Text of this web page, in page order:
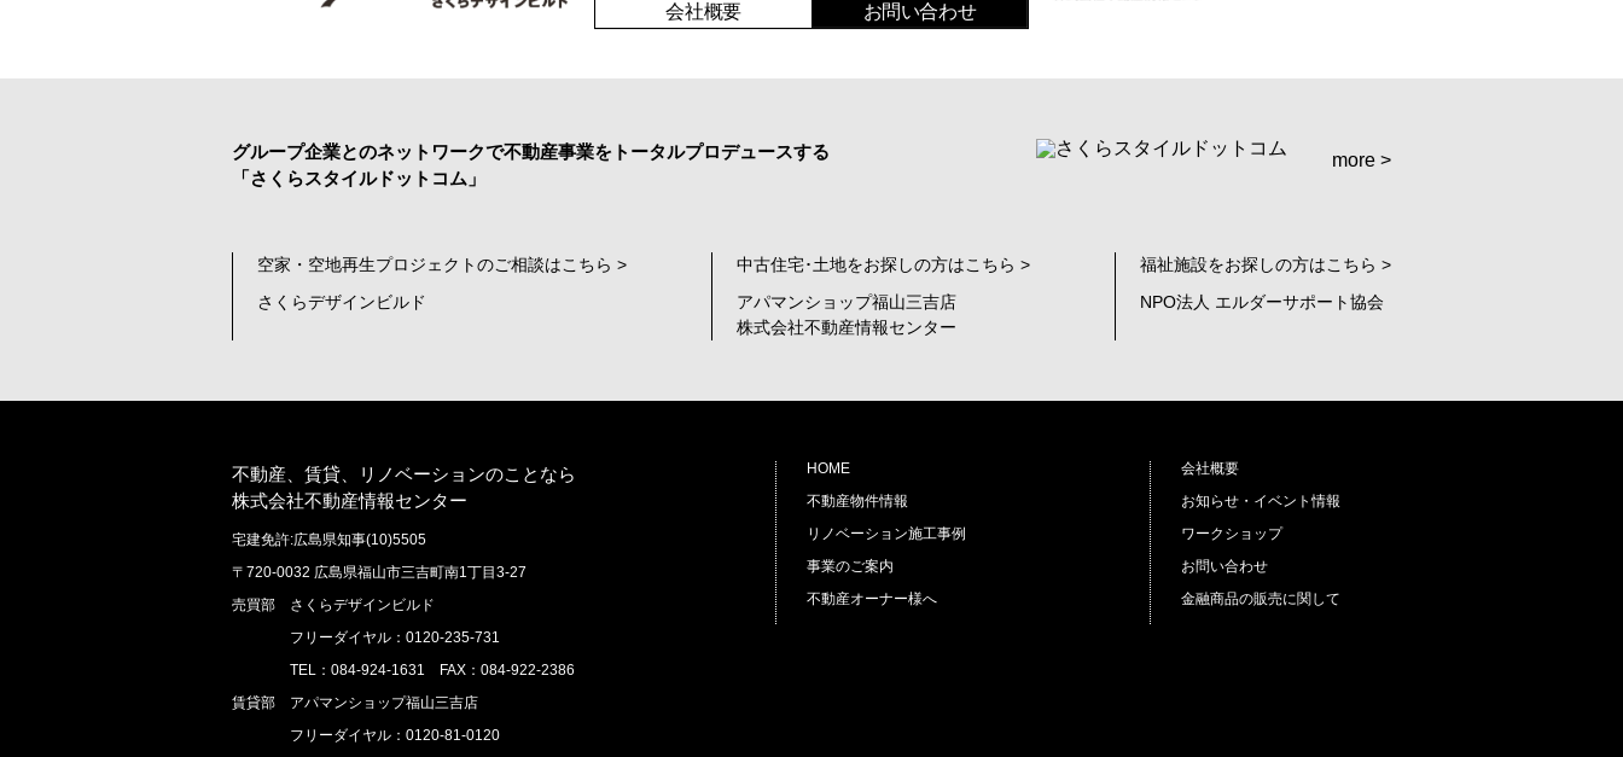
会社概要 お問い合わせ
グループ企業とのネットワークで不動産事業をトータルプロデュースする
「さくらスタイルドットコム」
more >
空家・空地再生プロジェクトのご相談はこちら >
さくらデザインビルド
中古住宅･土地をお探しの方はこちら >
アパマンショップ福山三吉店
株式会社不動産情報センター
福祉施設をお探しの方はこちら >
NPO法人 エルダーサポート協会
不動産、賃貸、リノベーションのことなら
株式会社不動産情報センター
宅建免許:広島県知事(10)5505
〒720-0032 広島県福山市三吉町南1丁目3-27
売買部 さくらデザインビルド
フリーダイヤル：0120-235-731
TEL：084-924-1631 FAX：084-922-2386
賃貸部 アパマンショップ福山三吉店
フリーダイヤル：0120-81-0120
HOME
不動産物件情報
リノベーション施工事例
事業のご案内
不動産オーナー様へ
会社概要
お知らせ・イベント情報
ワークショップ
お問い合わせ
金融商品の販売に関して